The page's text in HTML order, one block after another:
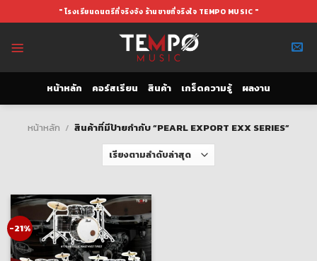
to
" โรงเรียนดนตรีที่จริงจัง ร้านขายที่จริงใจ TEMPO MUSIC "
หน้าหลัก คอร์สเรียน สินค้า เกร็ดความรู้ ผลงาน
หน้าหลัก / สินค้าที่มีป้ายกำกับ “PEARL EXPORT EXX SERIES”
-21%